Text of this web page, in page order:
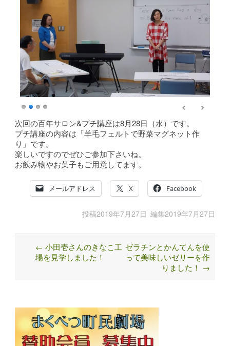
次回の百年サロン&プチ講座は8月28日（水）です。
プチ講座の内容は「羊毛フェルトで野菜マグネット作
り」です。
楽しいですのでぜひご参加下さいね。
お飲み物やお菓子もご用意してます。
メールアドレス X Facebook
投稿2019年7月27日 編集2019年7月27日
Post
navigation
← 小田壱さんのきなこ工
場を見学しました！
ゼラチンとかんてんを使
って美味しいゼリーを作
りました！ →